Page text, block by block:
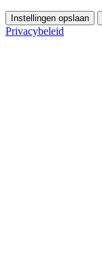
Instellingen opslaan
Privacybeleid